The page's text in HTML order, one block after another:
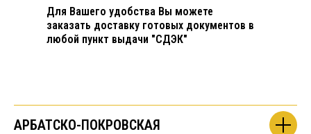
Для Вашего удобства Вы можете
заказать доставку готовых документов в
любой пункт выдачи "СДЭК"
АРБАТСКО-ПОКРОВСКАЯ